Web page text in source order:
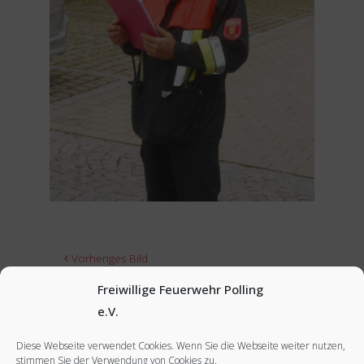
Freiwillige Feuerwehr Polling
e.V.
Diese Webseite verwendet Cookies. Wenn Sie die Webseite weiter nutzen,
stimmen Sie der Verwendung von Cookies zu.
Vorheriges Bild
Nächstes Bild